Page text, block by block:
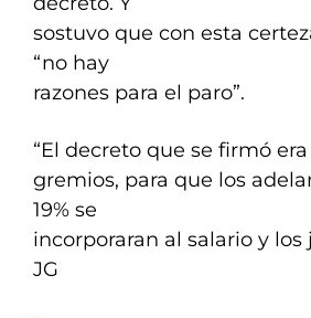
sostuvo que con esta
“no hay
razones para el paro”.
“El decreto que se firmó
gremios, para que los
19% se
incorporaran al salario y
JG